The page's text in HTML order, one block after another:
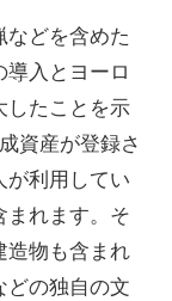
などを含めた
入とヨーロ
したことを示
資産が登録さ
が利用してい
まれます。そ
造物も含まれ
どの独自の文